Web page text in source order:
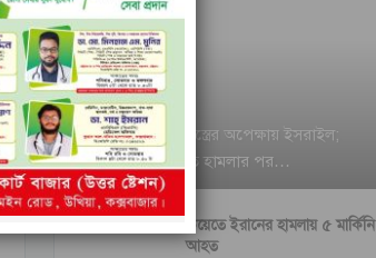
ইরানি ক্ষেপণাস্ত্রের অপেক্ষায় ইসরাইল;
বৈরুত হামলার পর…
কুয়েতে ইরানের হামলায় ৫ মার্কিনি
আহত